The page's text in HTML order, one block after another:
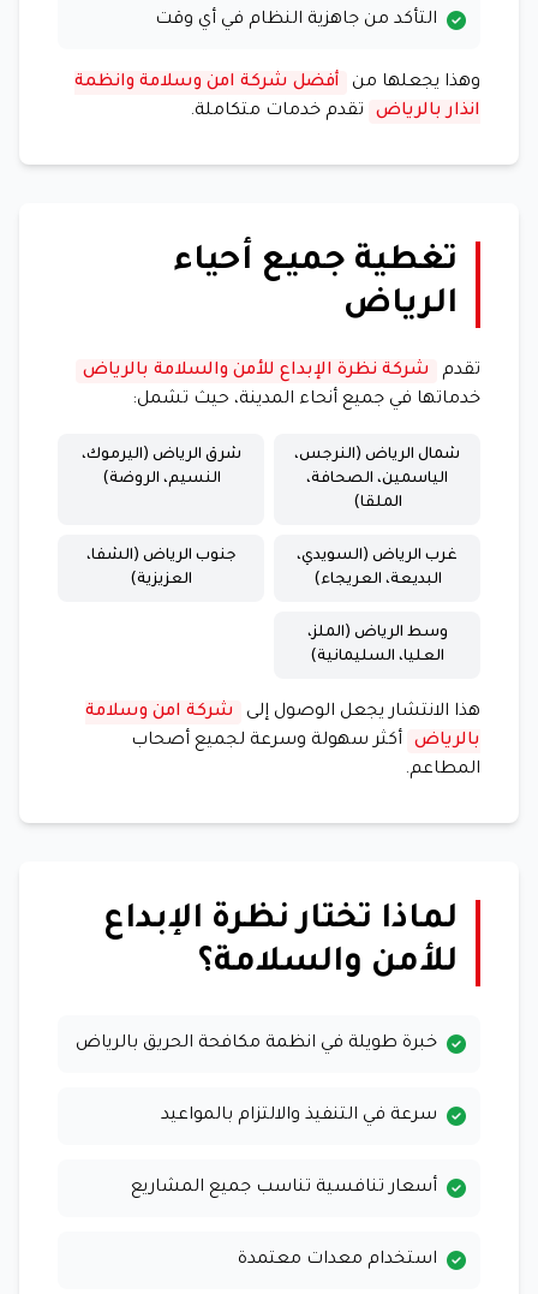
التأكد من جاهزية النظام في أي وقت
وهذا يجعلها من
أفضل شركة امن وسلامة وانظمة
انذار بالرياض
تقدم خدمات متكاملة.
تغطية جميع أحياء
الرياض
تقدم
شركة نظرة الإبداع للأمن والسلامة بالرياض
خدماتها في جميع أنحاء المدينة، حيث تشمل:
شمال الرياض (النرجس،
الياسمين، الصحافة،
الملقا)
شرق الرياض (اليرموك،
النسيم، الروضة)
غرب الرياض (السويدي،
البديعة، العريجاء)
جنوب الرياض (الشفا،
العزيزية)
وسط الرياض (الملز،
العليا، السليمانية)
هذا الانتشار يجعل الوصول إلى
شركة امن وسلامة
بالرياض
أكثر سهولة وسرعة لجميع أصحاب
المطاعم.
لماذا تختار نظرة الإبداع
للأمن والسلامة؟
خبرة طويلة في انظمة مكافحة الحريق بالرياض
سرعة في التنفيذ والالتزام بالمواعيد
أسعار تنافسية تناسب جميع المشاريع
استخدام معدات معتمدة